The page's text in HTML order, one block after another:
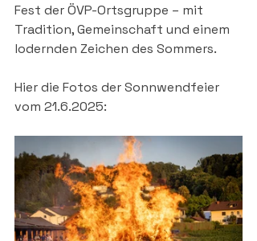
Fest der ÖVP-Ortsgruppe – mit
Tradition, Gemeinschaft und einem
lodernden Zeichen des Sommers.
Hier die Fotos der Sonnwendfeier
vom 21.6.2025: